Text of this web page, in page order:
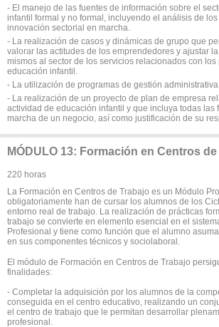
- El manejo de las fuentes de información sobre el
infantil formal y no formal, incluyendo el análisis de
innovación sectorial en marcha.
- La realización de casos y dinámicas de grupo que
valorar las actitudes de los emprendedores y ajustar
mismos al sector de los servicios relacionados con los
educación infantil.
- La utilización de programas de gestión
- La realización de un proyecto de plan de empresa
actividad de educación infantil y que incluya todas las
marcha de un negocio, así como justificación de su
MÓDULO 13: Formación en Centros
220 horas
La Formación en Centros de Trabajo es un Módulo
obligatoriamente han de cursar los alumnos de los
entorno real de trabajo. La realización de prácticas
trabajo se convierte en elemento esencial en el
Profesional y tiene como función que el alumno
en sus componentes técnicos y sociolaboral.
El módulo de Formación en Centros de Trabajo
finalidades:
- Completar la adquisición por los alumnos de la
conseguida en el centro educativo, realizando un
el centro de trabajo que le permitan desarrollar
profesional.